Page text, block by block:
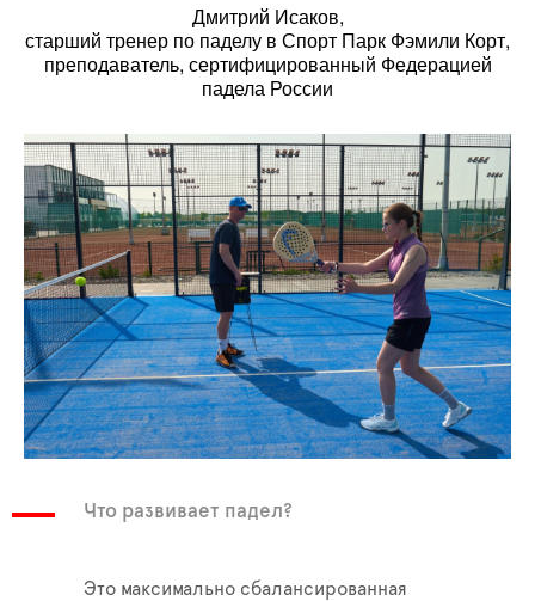
Дмитрий Исаков,
старший тренер по паделу в Спорт Парк Фэмили Корт,
преподаватель, сертифицированный Федерацией
падела России
Что развивает падел?
Это максимально сбалансированная